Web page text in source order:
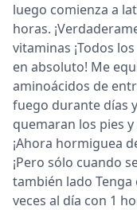
luego comienza a
horas.
vitaminas ¡Todos
en absoluto! Me
aminoácidos de
fuego durante días
quemaran los pies
¡Ahora hormiguea
¡Pero sólo cuando
también lado
veces al día con 1